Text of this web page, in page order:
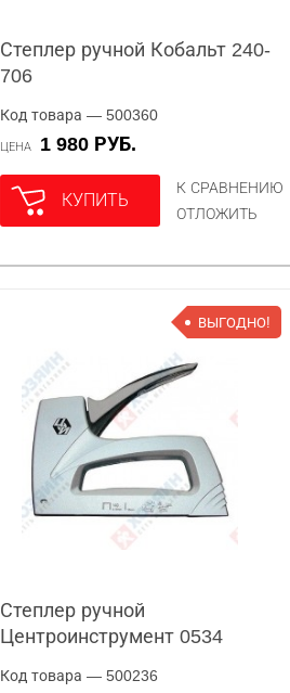
Степлер ручной Кобальт 240-
706
Код товара — 500360
ЦЕНА 1 980 РУБ.
КУПИТЬ
К СРАВНЕНИЮ
ОТЛОЖИТЬ
ВЫГОДНО!
Степлер ручной
Центроинструмент 0534
Код товара — 500236